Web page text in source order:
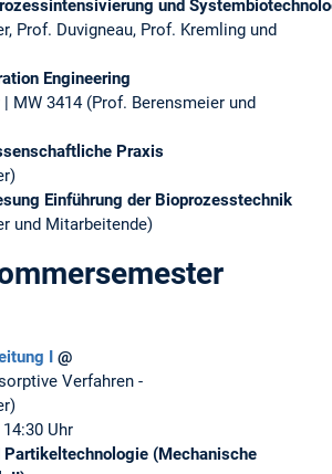
und
Prof. Duvigneau, Prof. Kremling und
Engineering
| MW 3414 (Prof. Berensmeier und
Praxis
Einführung der Bioprozesstechnik
und Mitarbeitende)
I @
Verfahren -
Uhr
Partikeltechnologie (Mechanische